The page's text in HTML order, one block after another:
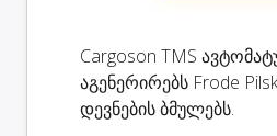
Cargoson TMS
აგენერირებს Frode
დევნების ბმულებს.